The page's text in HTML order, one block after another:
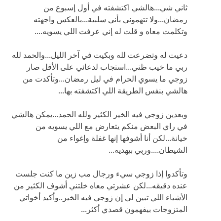
ثاني شي...هالشي اكتشفته في أول إسبوع من
رمضان...ولا تتهموني بأني سلبية...بالعكس واجهته
وتكلمت معاه و قلت له إني عرفت اللي يسويه....
دعيت له وتضرعت لله وبكيت في آخر الليل...والحمد لله
ربي ما خيب ظني...استجاب لدعائي على الأقل صار
زوجي ما يسوي الحرام في ليل رمضان...وتأكدت من
هالشي بنفس الطريقة اللي اكتشفته بها...
وبعدين زوجي فيه الخير الكثير ولله الحمد...يمكن هالشي
في راي البعض منكم يتعارض مع اللي يسويه من
خيانة...لكن أنا أشوفها إنها غفلة وإغواء من
الشيطان....وربي بيهديه...
وتأكدوا إذا زوجي سيء ورجال مب زين ما كنت جلست
عنده دقيقه...لكن عشرتي معاه خلتني أشوف الكثير من
الأشياء اللي تبين لي إن زوجي فيه الخير..وأكيد أخواتي
المتزوجات بيفهمون قصدي أكثر...